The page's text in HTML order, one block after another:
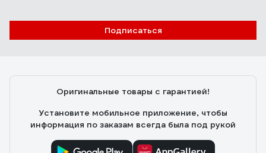
Vittorio 72 предмета 51407
Подписаться
Оригинальные товары с гарантией!
Установите мобильное приложение, чтобы
информация по заказам всегда была под рукой